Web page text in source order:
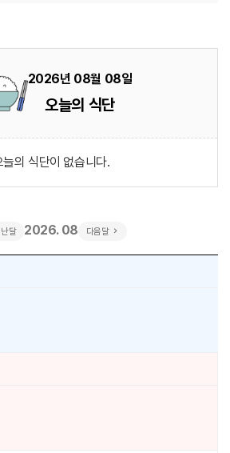
2026년 08월 08일
오늘의 식단
늘의 식단이 없습니다.
달 2026. 08 다음달